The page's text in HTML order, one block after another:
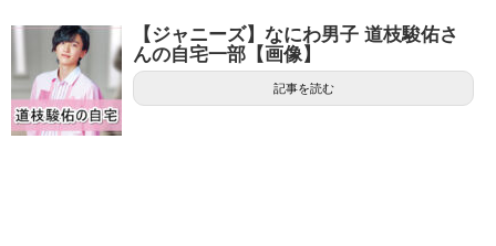
【ジャニーズ】なにわ男子 道枝駿佑さ
んの自宅一部【画像】
記事を読む